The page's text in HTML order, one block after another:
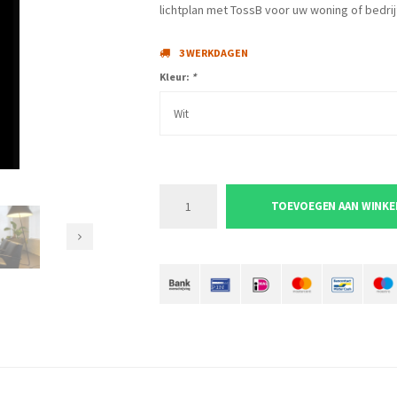
lichtplan met TossB voor uw woning of
3 WERKDAGEN
Kleur: *
Wit
TOEVOEGEN AAN